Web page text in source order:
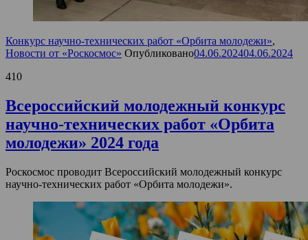
Конкурс научно-технических работ «Орбита молодежи»,
Новости от «Роскосмос» Опубликовано04.06.202404.06.2024
410
Всероссийский молодежный конкурс
научно-технических работ «Орбита
молодежи» 2024 года
Роскосмос проводит Всероссийский молодежный конкурс
научно-технических работ «Орбита молодежи».